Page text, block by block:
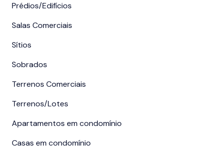
Prédios/Edifícios
Salas Comerciais
Sítios
Sobrados
Terrenos Comerciais
Terrenos/Lotes
Apartamentos em condomínio
Casas em condomínio